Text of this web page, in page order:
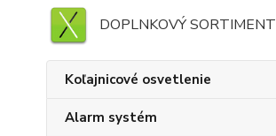
DOPLNKOVÝ SORTIMENT
Koľajnicové osvetlenie
Alarm systém